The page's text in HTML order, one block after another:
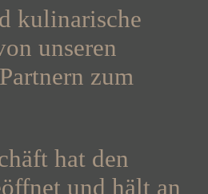
kulinarische
unseren
zum
hat den
und hält an